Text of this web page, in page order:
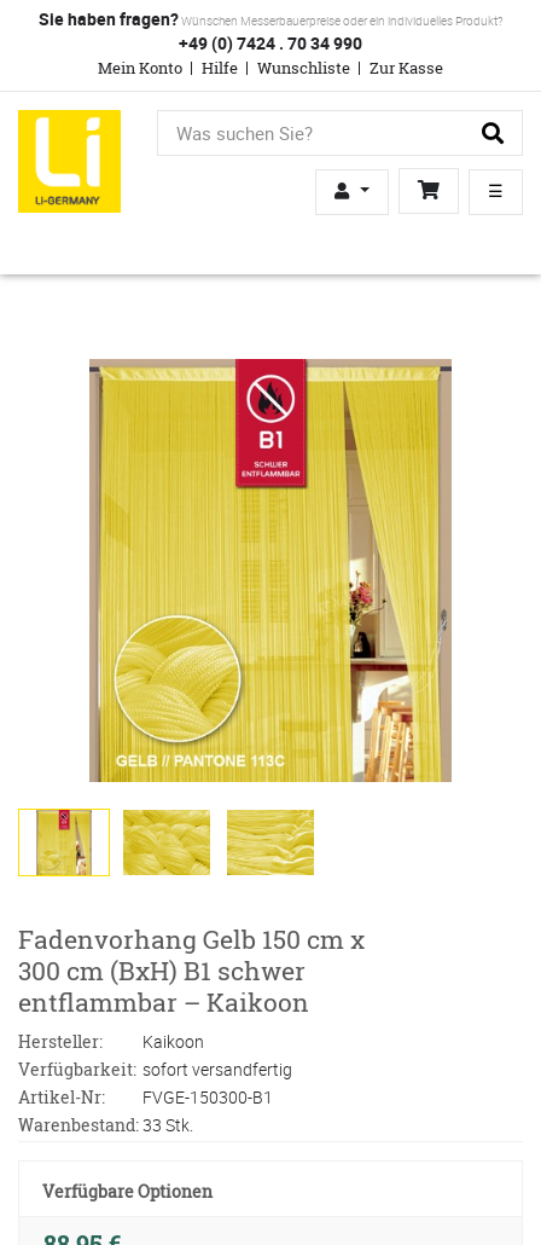
Sie haben fragen?Wünschen Messerbauerpreise oder ein individuelles Produkt?
+49 (0) 7424 . 70 34 990
Mein Konto Hilfe Wunschliste Zur Kasse
☰
Fadenvorhang Gelb 150 cm x
300 cm (BxH) B1 schwer
entflammbar – Kaikoon
Hersteller:
Kaikoon
Verfügbarkeit: sofort versandfertig
Artikel-Nr:
FVGE-150300-B1
Warenbestand:33 Stk.
Verfügbare Optionen